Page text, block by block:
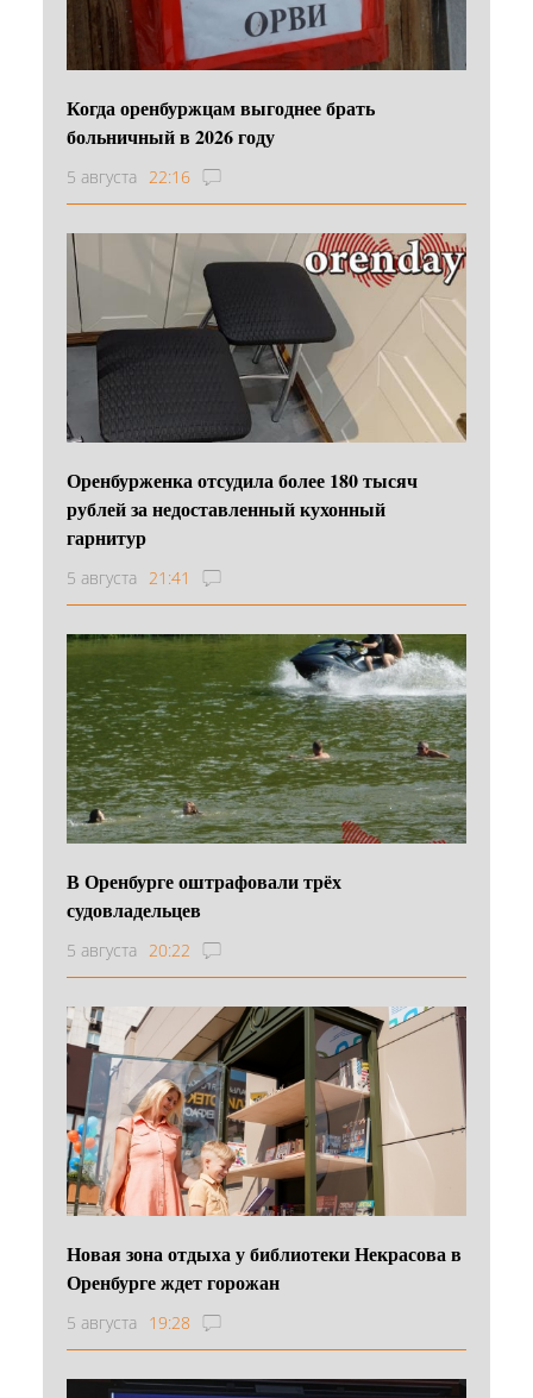
Когда оренбуржцам выгоднее брать
больничный в 2026 году
5 августа 22:16
Оренбурженка отсудила более 180 тысяч
рублей за недоставленный кухонный
гарнитур
5 августа 21:41
В Оренбурге оштрафовали трёх
судовладельцев
5 августа 20:22
Новая зона отдыха у библиотеки Некрасова в
Оренбурге ждет горожан
5 августа 19:28